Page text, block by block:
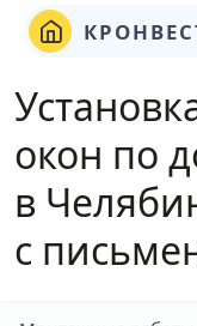
окон по
в
с